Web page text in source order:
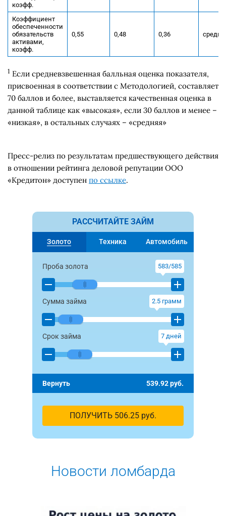
коэфф.
Коэффициент
обеспеченности
обязательств
активами,
коэфф.
0,55 0,48 0,36
1 Если средневзвешенная балльная оценка показателя,
присвоенная в соответствии с Методологией, составляет
70 баллов и более, выставляется качественная оценка в
данной таблице как «высокая», если 30 баллов и менее –
«низкая», в остальных случаях – «средняя»
Пресс-релиз по результатам предшествующего действия
в отношении рейтинга деловой репутации ООО
«Кредитон» доступен по ссылке.
РАССЧИТАЙТЕ ЗАЙМ
Золото Техника Автомобиль
Проба золота 583/585
Сумма займа 2.5 грамм
Срок займа 7 дней
Вернуть 539.92руб.
ПОЛУЧИТЬ 506.25 руб.
Новости ломбарда